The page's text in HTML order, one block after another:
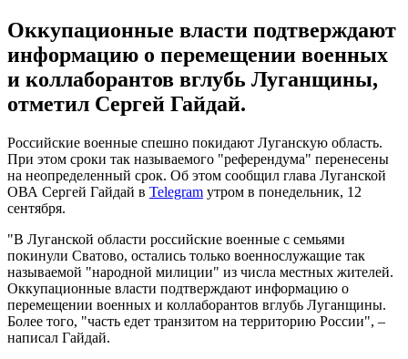
Оккупационные власти подтверждают
информацию о перемещении военных
и коллаборантов вглубь Луганщины,
отметил Сергей Гайдай.
Российские военные спешно покидают Луганскую область.
При этом сроки так называемого "референдума" перенесены
на неопределенный срок. Об этом сообщил глава Луганской
ОВА Сергей Гайдай в Telegram утром в понедельник, 12
сентября.
"В Луганской области российские военные с семьями
покинули Сватово, остались только военнослужащие так
называемой "народной милиции" из числа местных жителей.
Оккупационные власти подтверждают информацию о
перемещении военных и коллаборантов вглубь Луганщины.
Более того, "часть едет транзитом на территорию России", –
написал Гайдай.